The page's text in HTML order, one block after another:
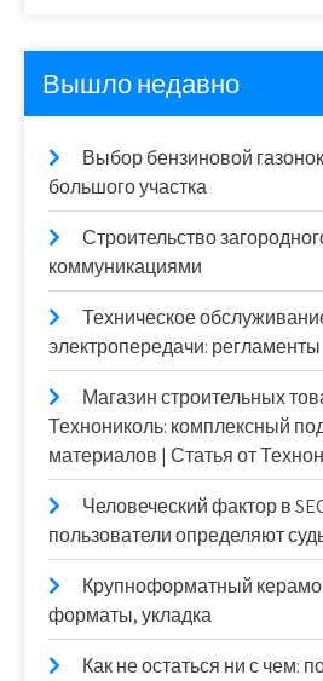
Вышло недавно
Выбор бензиновой
большого участка
Строительство
коммуникациями
Техническое
электропередачи: регламенты
Магазин строительных
Технониколь: комплексный
материалов | Статья от
Человеческий фактор в
пользователи определяют
Крупноформатный
форматы, укладка
Как не остаться ни с чем: